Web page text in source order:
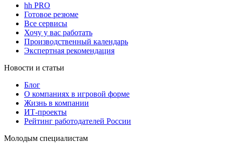
hh PRO
Готовое резюме
Все сервисы
Хочу у вас работать
Производственный календарь
Экспертная рекомендация
Новости и статьи
Блог
О компаниях в игровой форме
Жизнь в компании
ИТ-проекты
Рейтинг работодателей России
Молодым специалистам